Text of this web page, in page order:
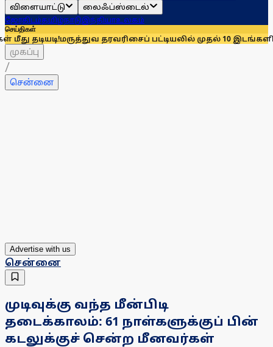
விளையாட்டு
லைஃப்ஸ்டைல்
ஜோதிடம்தமிழ்நாடுஇந்தியாஉலகம்
செய்திகள்
மருத்துவ தரவரிசைப் பட்டியலில் முதல் 10 இடங்களில் மாணவர்
முகப்பு
/
சென்னை
Advertise with us
சென்னை
முடிவுக்கு வந்த மீன்பிடி
தடைக்காலம்: 61 நாள்களுக்குப் பின்
கடலுக்குச் சென்ற மீனவர்கள்